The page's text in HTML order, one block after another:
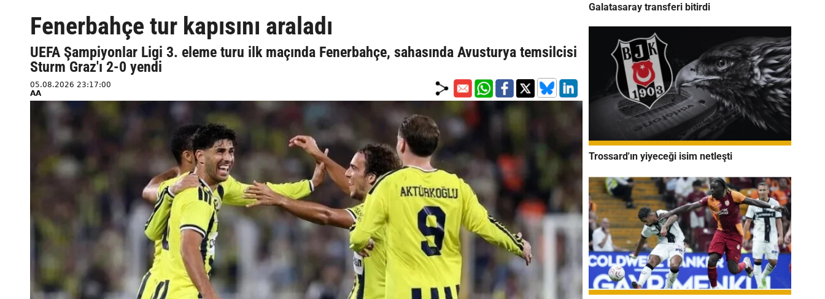
Fenerbahçe tur kapısını araladı
UEFA Şampiyonlar Ligi 3. eleme turu ilk maçında Fenerbahçe, sahasında Avusturya temsilcisi
Sturm Graz'ı 2-0 yendi
05.08.2026 23:17:00
AA
Galatasaray transferi bitirdi
Trossard'ın yiyeceği isim netleşti